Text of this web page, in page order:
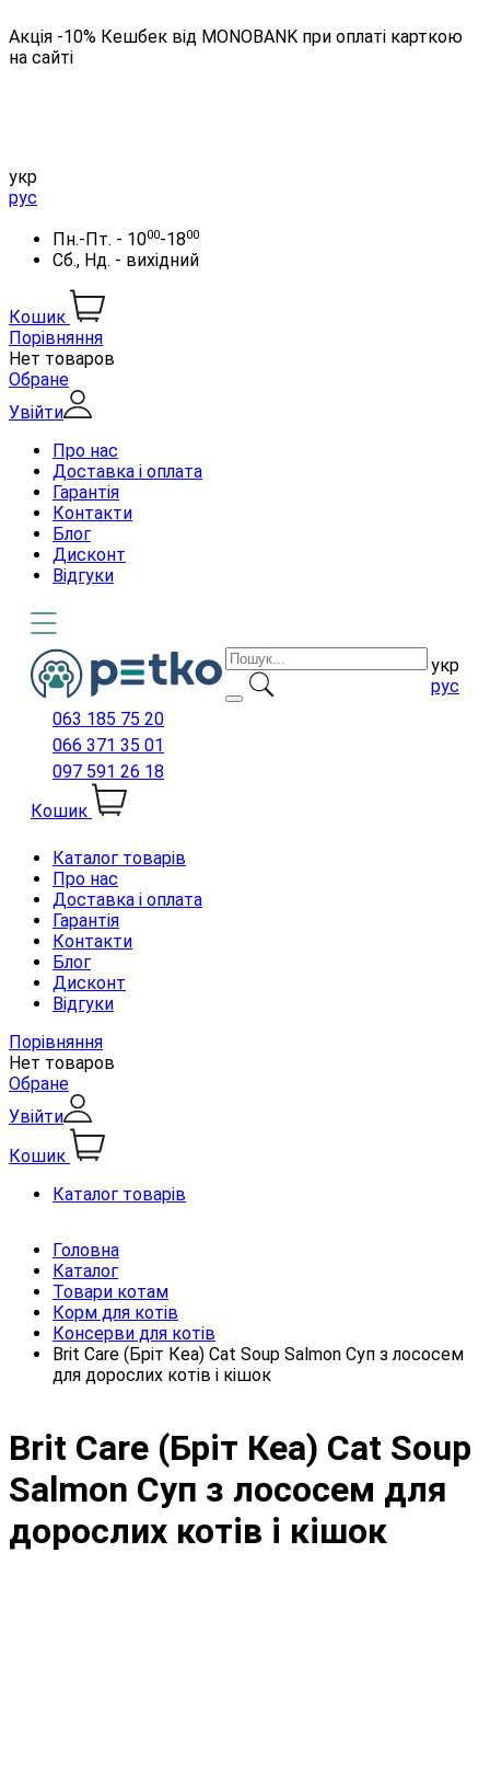
Акція -10% Кешбек від MONOBANK при оплаті карткою
на сайті
укр
рус
Пн.-Пт. - 1000-1800
Сб., Нд. - вихідний
Кошик
Порівняння
Нет товаров
Обране
Увійти
Про нас
Доставка і оплата
Гарантія
Контакти
Блог
Дисконт
Відгуки
укр
рус
063 185 75 20
066 371 35 01
097 591 26 18
Кошик
Каталог товарів
Про нас
Доставка і оплата
Гарантія
Контакти
Блог
Дисконт
Відгуки
Порівняння
Нет товаров
Обране
Увійти
Кошик
Каталог товарів
Головна
Каталог
Товари котам
Корм для котів
Консерви для котів
Brit Care (Бріт Кеа) Cat Soup Salmon Суп з лососем
для дорослих котів і кішок
Brit Care (Бріт Кеа) Cat Soup
Salmon Суп з лососем для
дорослих котів і кішок